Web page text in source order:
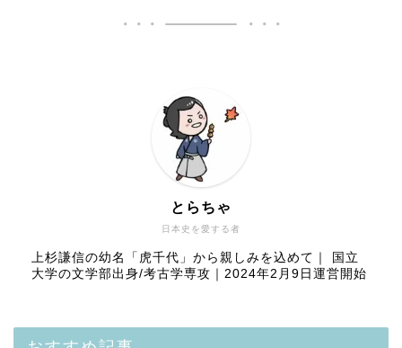
日本史を愛する者
とらちゃ
上杉謙信の幼名「虎千代」から親しみを込めて｜ 国立
大学の文学部出身/考古学専攻｜2024年2月9日運営開始